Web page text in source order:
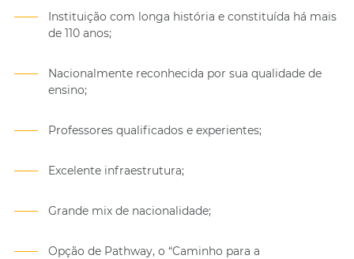
Instituição com longa história e constituída há mais
de 110 anos;
Nacionalmente reconhecida por sua qualidade de
ensino;
Professores qualificados e experientes;
Excelente infraestrutura;
Grande mix de nacionalidade;
Opção de Pathway, o “Caminho para a